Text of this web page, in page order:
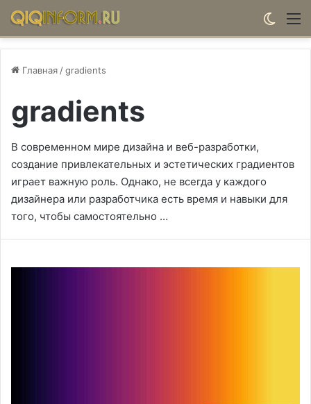
Главная /gradients
gradients
В современном мире дизайна и веб-разработки,
создание привлекательных и эстетических градиентов
играет важную роль. Однако, не всегда у каждого
дизайнера или разработчика есть время и навыки для
того, чтобы самостоятельно …